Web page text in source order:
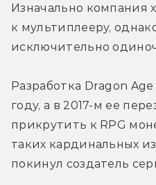
Изначально компания
к мультиплееру,
исключительно
Разработка Dragon
году, а в 2017-м ее
прикрутить к RPG
таких кардинальных
покинул создатель